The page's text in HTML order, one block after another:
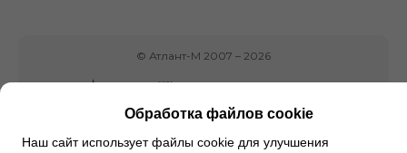
© Атлант-М 2007 – 2026
Обработка файлов cookie
Наш сайт использует файлы cookie для улучшения